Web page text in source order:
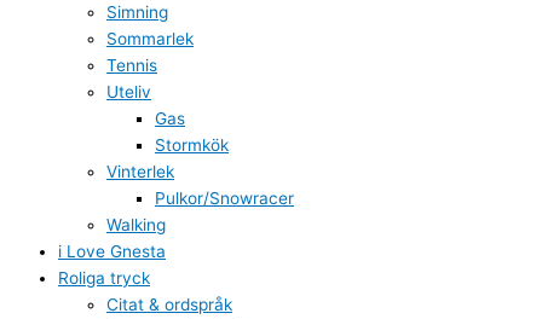
Simning
Sommarlek
Tennis
Uteliv
Gas
Stormkök
Vinterlek
Pulkor/Snowracer
Walking
i Love Gnesta
Roliga tryck
Citat & ordspråk